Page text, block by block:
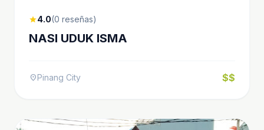
star4.0(0 reseñas)
NASI UDUK ISMA
location_onPinang City $$